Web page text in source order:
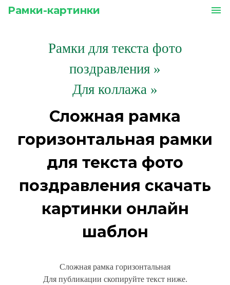
Рамки-картинки menu
Рамки для текста фото
поздравления »
Для коллажа »
Сложная рамка
горизонтальная рамки
для текста фото
поздравления скачать
картинки онлайн
шаблон
Сложная рамка горизонтальная
Для публикации скопируйте текст ниже.